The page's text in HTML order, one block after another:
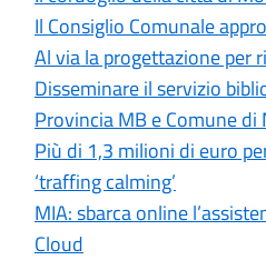
Il Consiglio Comunale
Al via la progettazione per
Disseminare il servizio
Provincia MB e Comune
Più di 1,3 milioni di euro
‘traffing calming’
MIA: sbarca online
Cloud